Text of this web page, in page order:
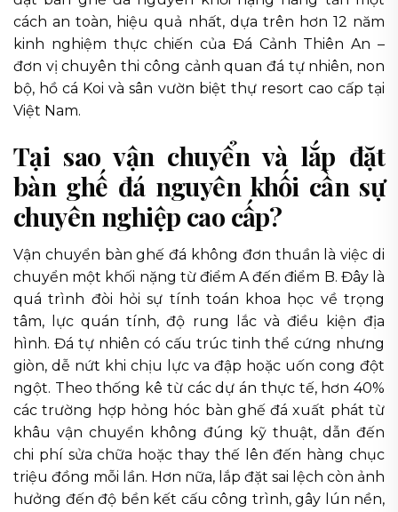
cách an toàn, hiệu quả nhất, dựa trên hơn 12 năm
kinh nghiệm thực chiến của Đá Cảnh Thiên An –
đơn vị chuyên thi công cảnh quan đá tự nhiên, non
bộ, hồ cá Koi và sân vườn biệt thự resort cao cấp tại
Việt Nam.
Tại sao vận chuyển và lắp đặt
bàn ghế đá nguyên khối cần sự
chuyên nghiệp cao cấp?
Vận chuyển bàn ghế đá không đơn thuần là việc di
chuyển một khối nặng từ điểm A đến điểm B. Đây là
quá trình đòi hỏi sự tính toán khoa học về trọng
tâm, lực quán tính, độ rung lắc và điều kiện địa
hình. Đá tự nhiên có cấu trúc tinh thể cứng nhưng
giòn, dễ nứt khi chịu lực va đập hoặc uốn cong đột
ngột. Theo thống kê từ các dự án thực tế, hơn 40%
các trường hợp hỏng hóc bàn ghế đá xuất phát từ
khâu vận chuyển không đúng kỹ thuật, dẫn đến
chi phí sửa chữa hoặc thay thế lên đến hàng chục
triệu đồng mỗi lần. Hơn nữa, lắp đặt sai lệch còn ảnh
hưởng đến độ bền kết cấu công trình, gây lún nền,